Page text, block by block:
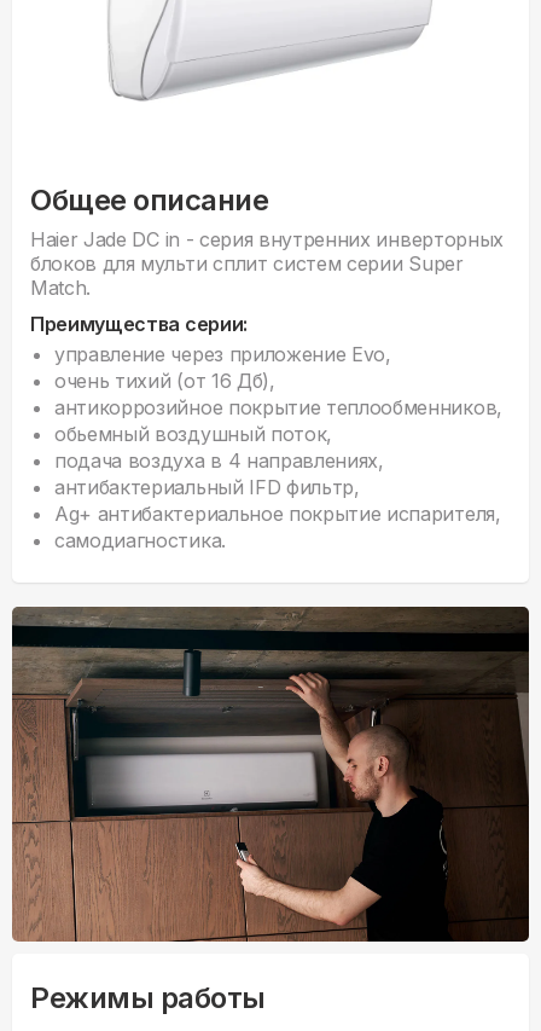
Общее описание
Haier Jade DC in - серия внyтренних инверторных
блоков для мульти сплит систем серии Super
Match.
Преимущества серии:
управление через приложение Evo,
очень тихий (от 16 Дб),
антикоррозийное покрытие теплообменников,
обьемный воздушный поток,
подача воздуха в 4 направлениях,
антибактериальный IFD фильтр,
Ag+ антибактериальное покрытие испарителя,
самодиагностика.
Режимы работы